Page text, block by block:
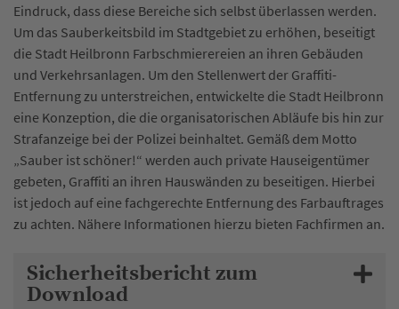
Eindruck, dass diese Bereiche sich selbst überlassen werden.
Um das Sauberkeitsbild im Stadtgebiet zu erhöhen, beseitigt
die Stadt Heilbronn Farbschmierereien an ihren Gebäuden
und Verkehrsanlagen. Um den Stellenwert der Graffiti-
Entfernung zu unterstreichen, entwickelte die Stadt Heilbronn
eine Konzeption, die die organisatorischen Abläufe bis hin zur
Strafanzeige bei der Polizei beinhaltet. Gemäß dem Motto
„Sauber ist schöner!“ werden auch private Hauseigentümer
gebeten, Graffiti an ihren Hauswänden zu beseitigen. Hierbei
ist jedoch auf eine fachgerechte Entfernung des Farbauftrages
zu achten. Nähere Informationen hierzu bieten Fachfirmen an.
Sicherheitsbericht zum
Download